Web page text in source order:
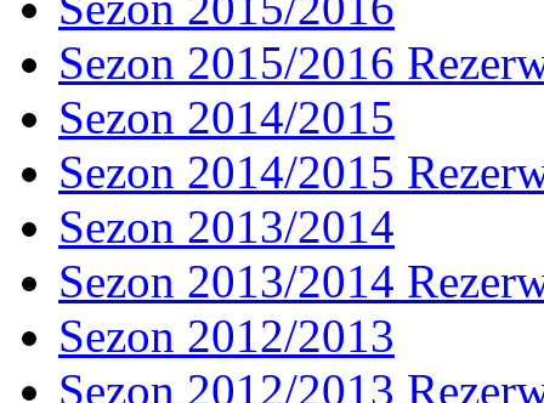
Sezon 2015/2016
Sezon 2014/2015
Sezon 2014/2015
Sezon 2013/2014
Sezon 2013/2014
Sezon 2012/2013
Sezon 2012/2013